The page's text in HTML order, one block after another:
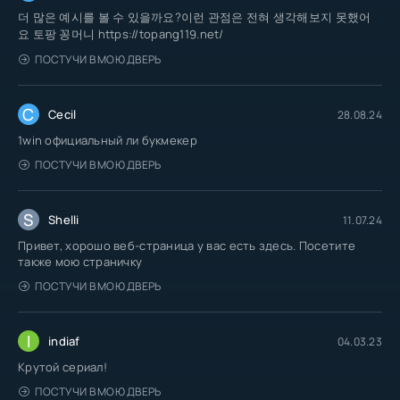
더 많은 예시를 볼 수 있을까요?이런 관점은 전혀 생각해보지 못했어
요 토팡 꽁머니 https://topang119.net/
ПОСТУЧИ В МОЮ ДВЕРЬ
C Cecil 28.08.24
1win официальный ли букмекер
ПОСТУЧИ В МОЮ ДВЕРЬ
S Shelli 11.07.24
Привет, хорошо веб-страница у вас есть здесь. Посетите
также мою страничку
ПОСТУЧИ В МОЮ ДВЕРЬ
I indiaf 04.03.23
Крутой сериал!
ПОСТУЧИ В МОЮ ДВЕРЬ